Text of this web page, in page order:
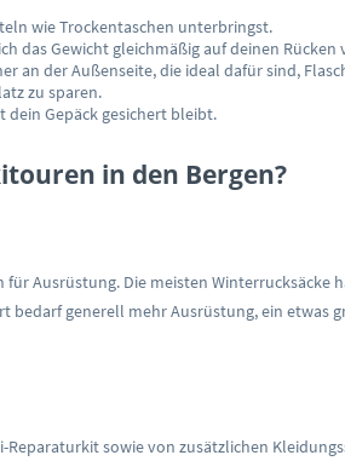
wie Trockentaschen unterbringst.
das Gewicht gleichmäßig auf deinen Rücken
an der Außenseite, die ideal dafür sind,
zu sparen.
Gepäck gesichert bleibt.
in den Bergen?
Ausrüstung. Die meisten Winterrucksäcke
generell mehr Ausrüstung, ein etwas
sowie von zusätzlichen